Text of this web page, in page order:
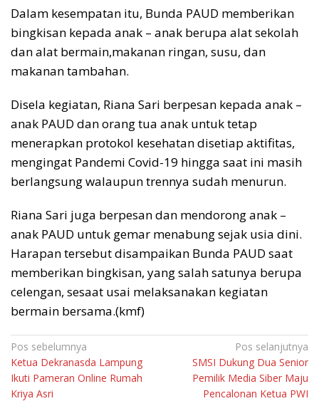
Dalam kesempatan itu, Bunda PAUD memberikan
bingkisan kepada anak – anak berupa alat sekolah
dan alat bermain,makanan ringan, susu, dan
makanan tambahan.
Disela kegiatan, Riana Sari berpesan kepada anak –
anak PAUD dan orang tua anak untuk tetap
menerapkan protokol kesehatan disetiap aktifitas,
mengingat Pandemi Covid-19 hingga saat ini masih
berlangsung walaupun trennya sudah menurun.
Riana Sari juga berpesan dan mendorong anak –
anak PAUD untuk gemar menabung sejak usia dini.
Harapan tersebut disampaikan Bunda PAUD saat
memberikan bingkisan, yang salah satunya berupa
celengan, sesaat usai melaksanakan kegiatan
bermain bersama.(kmf)
Navigasi
pos
Pos sebelumnya
Ketua Dekranasda Lampung
Ikuti Pameran Online Rumah
Kriya Asri
Pos selanjutnya
SMSI Dukung Dua Senior
Pemilik Media Siber Maju
Pencalonan Ketua PWI